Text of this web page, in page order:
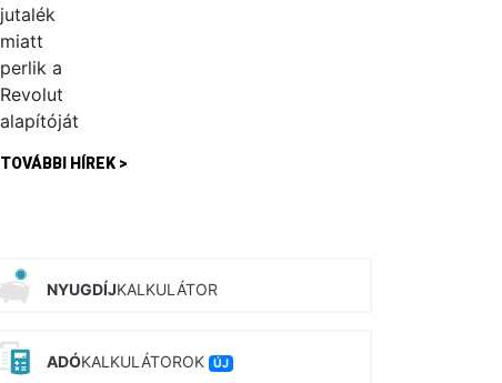
TOVÁBBI HÍREK >
NYUGDÍJKALKULÁTOR
ADÓKALKULÁTOROK ÚJ